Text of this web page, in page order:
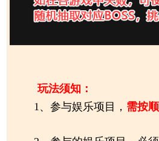
玩法须知：
1、参与娱乐项目， 需按